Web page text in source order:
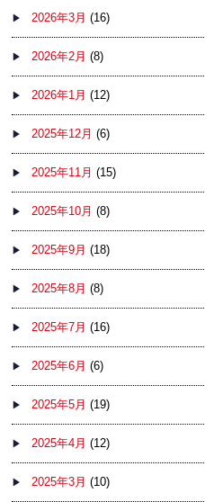
2026年3月 (16)
2026年2月 (8)
2026年1月 (12)
2025年12月 (6)
2025年11月 (15)
2025年10月 (8)
2025年9月 (18)
2025年8月 (8)
2025年7月 (16)
2025年6月 (6)
2025年5月 (19)
2025年4月 (12)
2025年3月 (10)